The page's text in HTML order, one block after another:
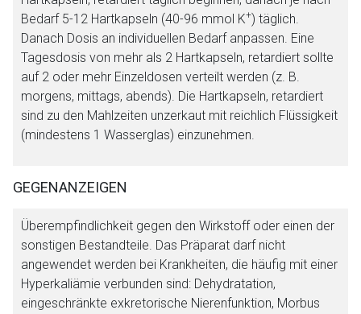
Bedarf 5-12 Hartkapseln (40-96 mmol K+) täglich.
Danach Dosis an individuellen Bedarf anpassen. Eine
Tagesdosis von mehr als 2 Hartkapseln, retardiert sollte
auf 2 oder mehr Einzeldosen verteilt werden (z. B.
morgens, mittags, abends). Die Hartkapseln, retardiert
sind zu den Mahlzeiten unzerkaut mit reichlich Flüssigkeit
(mindestens 1 Wasserglas) einzunehmen.
GEGENANZEIGEN
Überempfindlichkeit gegen den Wirkstoff oder einen der
sonstigen Bestandteile. Das Präparat darf nicht
angewendet werden bei Krankheiten, die häufig mit einer
Hyperkaliämie verbunden sind: Dehydratation,
eingeschränkte exkretorische Nierenfunktion, Morbus